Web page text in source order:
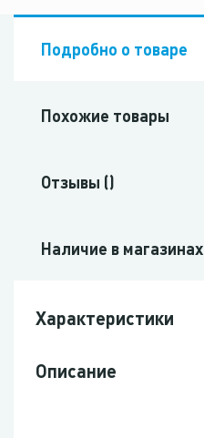
Подробно о товаре
Похожие товары
Отзывы ()
Наличие в магазинах
Характеристики
Описание